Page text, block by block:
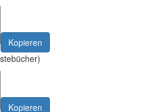
Kopieren
Kopieren